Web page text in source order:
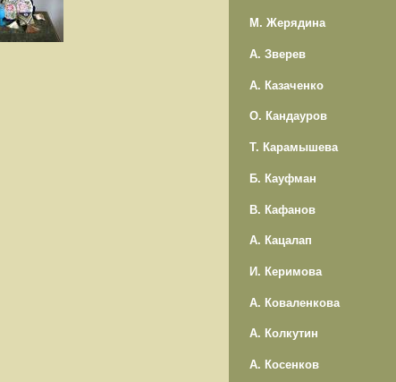
М. Жерядина
А. Зверев
А. Казаченко
О. Кандауров
Т. Карамышева
Б. Кауфман
В. Кафанов
А. Кацалап
И. Керимова
А. Коваленкова
А. Колкутин
А. Косенков